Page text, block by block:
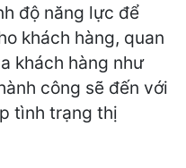
độ năng lực để
khách hàng, quan
khách hàng như
công sẽ đến với
tình trạng thị